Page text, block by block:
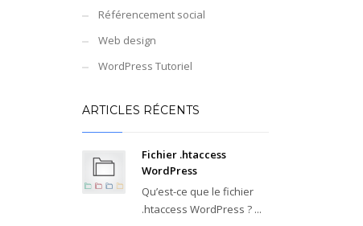
Référencement social
Web design
WordPress Tutoriel
ARTICLES RÉCENTS
Fichier .htaccess
WordPress
Qu’est-ce que le fichier
.htaccess WordPress ? ...